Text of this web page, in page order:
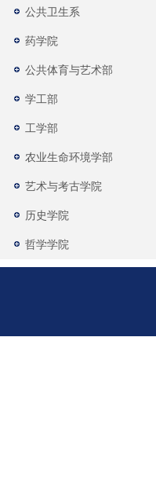
公共卫生系
药学院
公共体育与艺术部
学工部
工学部
农业生命环境学部
艺术与考古学院
历史学院
哲学学院